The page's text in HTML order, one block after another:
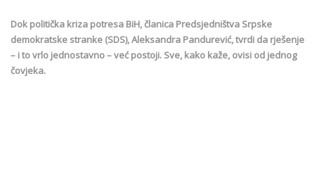
Dok politička kriza potresa BiH, članica Predsjedništva Srpske
demokratske stranke (SDS), Aleksandra Pandurević, tvrdi da rješenje
– i to vrlo jednostavno – već postoji. Sve, kako kaže, ovisi od jednog
čovjeka.